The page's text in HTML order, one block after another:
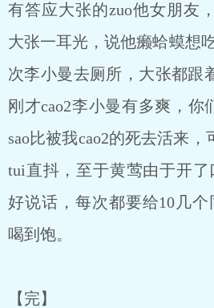
有答应大张的zuo他女朋友
大张一耳光，说他癞蛤蟆想
次李小曼去厕所，大张都跟
刚才cao2李小曼有多爽，你
sao比被我cao2的死去活来
tui直抖，至于黄莺由于开
好说话，每次都要给10几个
喝到饱。
【完】